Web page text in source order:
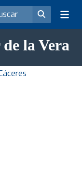
la Vera